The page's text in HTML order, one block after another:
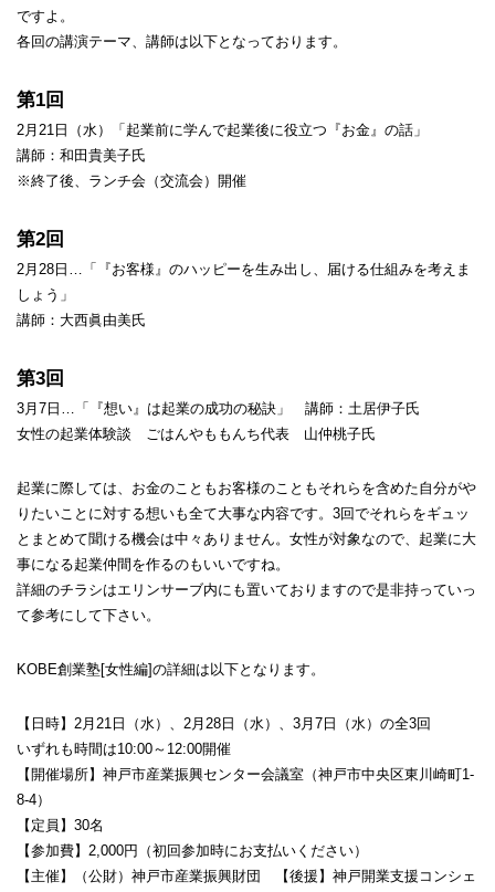
ですよ。
各回の講演テーマ、講師は以下となっております。
第1回
2月21日（水）「起業前に学んで起業後に役立つ『お金』の話」
講師：和田貴美子氏
※終了後、ランチ会（交流会）開催
第2回
2月28日…「『お客様』のハッピーを生み出し、届ける仕組みを考えま
しょう」
講師：大西眞由美氏
第3回
3月7日…「『想い』は起業の成功の秘訣」 講師：土居伊子氏
女性の起業体験談 ごはんやももんち代表 山仲桃子氏
起業に際しては、お金のこともお客様のこともそれらを含めた自分がや
りたいことに対する想いも全て大事な内容です。3回でそれらをギュッ
とまとめて聞ける機会は中々ありません。女性が対象なので、起業に大
事になる起業仲間を作るのもいいですね。
詳細のチラシはエリンサーブ内にも置いておりますので是非持っていっ
て参考にして下さい。
KOBE創業塾[女性編]の詳細は以下となります。
【日時】2月21日（水）、2月28日（水）、3月7日（水）の全3回
いずれも時間は10:00～12:00開催
【開催場所】神戸市産業振興センター会議室（神戸市中央区東川崎町1-
8-4）
【定員】30名
【参加費】2,000円（初回参加時にお支払いください）
【主催】（公財）神戸市産業振興財団 【後援】神戸開業支援コンシェ